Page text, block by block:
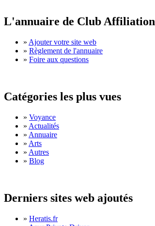
L'annuaire de Club Affiliation
» Ajouter votre site web
» Règlement de l'annuaire
» Foire aux questions
Catégories les plus vues
» Voyance
» Actualités
» Annuaire
» Arts
» Autres
» Blog
Derniers sites web ajoutés
» Heratis.fr